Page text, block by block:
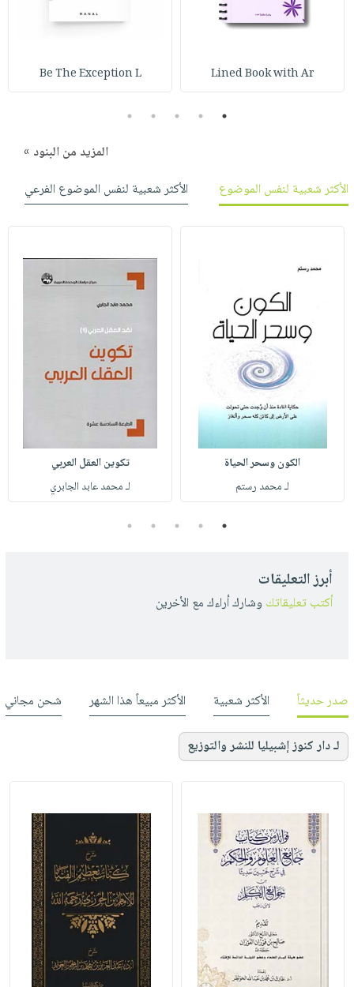
صابون
أطفال
فيديوهات
طرحها
كتابك
عربة
نشرةLined Book with Ar
Be The Exception L
1
2
3
4
5
المزيد من البنود »
الأكثر شعبية لنفس الموضوع
الأكثر شعبية لنفس الموضوع الفرعي
الكون وسحر الحياة
لـ محمد رستم
تكوين العقل العربي
لـ محمد عابد الجابري
1
2
3
4
5
أبرز التعليقات
أكتب تعليقاتك وشارك أراءك مع الأخرين
صدر حديثاً الأكثر شعبية الأكثر مبيعاً هذا الشهر شحن مجاني
لـ دار كنوز إشبيليا للنشر والتوزيع